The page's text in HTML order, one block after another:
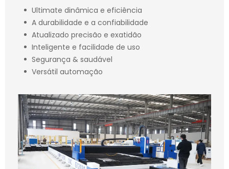
Ultimate dinâmica e eficiência
A durabilidade e a confiabilidade
Atualizado precisão e exatidão
Inteligente e facilidade de uso
Segurança & saudável
Versátil automação